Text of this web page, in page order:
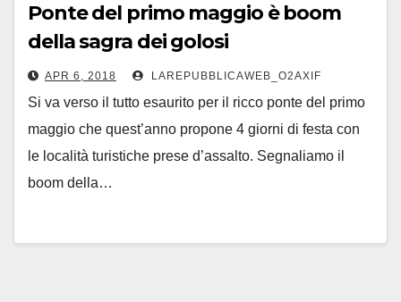
Ponte del primo maggio è boom
della sagra dei golosi
APR 6, 2018 LAREPUBBLICAWEB_O2AXIF
Si va verso il tutto esaurito per il ricco ponte del primo
maggio che quest’anno propone 4 giorni di festa con
le località turistiche prese d’assalto. Segnaliamo il
boom della…